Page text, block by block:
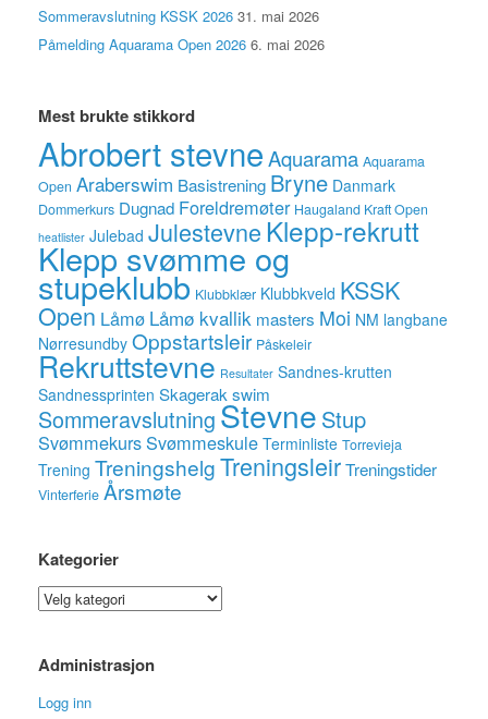
Sommeravslutning KSSK 2026 31. mai 2026
Påmelding Aquarama Open 2026 6. mai 2026
Mest brukte stikkord
Abrobert stevneAquarama Aquarama
Open Araberswim Basistrening Bryne Danmark
Dommerkurs Dugnad Foreldremøter Haugaland Kraft Open
heatlister Julebad Julestevne Klepp-rekrutt
Klepp svømme og
stupeklubb Klubbklær Klubbkveld KSSK
Open Låmø Låmø kvallik masters Moi NM langbane
Nørresundby Oppstartsleir Påskeleir
Rekruttstevne Resultater Sandnes-krutten
Sandnessprinten Skagerak swim
SommeravslutningStevne Stup
SvømmekursSvømmeskule Terminliste Torrevieja
Trening TreningshelgTreningsleirTreningstider
Vinterferie Årsmøte
Kategorier
Kategorier
Administrasjon
Logg inn